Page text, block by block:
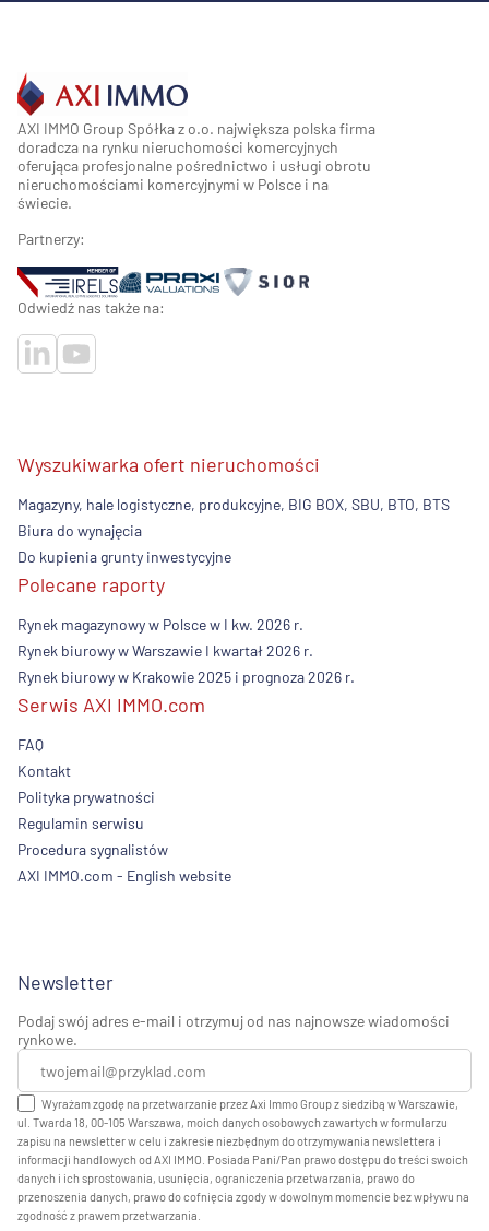
AXI IMMO Group Spółka z o.o. największa polska firma
doradcza na rynku nieruchomości komercyjnych
oferująca profesjonalne pośrednictwo i usługi obrotu
nieruchomościami komercyjnymi w Polsce i na
świecie.
Partnerzy:
Odwiedź nas także na:
Wyszukiwarka ofert nieruchomości
Magazyny, hale logistyczne, produkcyjne, BIG BOX, SBU, BTO, BTS
Biura do wynajęcia
Do kupienia grunty inwestycyjne
Polecane raporty
Rynek magazynowy w Polsce w I kw. 2026 r.
Rynek biurowy w Warszawie I kwartał 2026 r.
Rynek biurowy w Krakowie 2025 i prognoza 2026 r.
Serwis AXI IMMO.com
FAQ
Kontakt
Polityka prywatności
Regulamin serwisu
Procedura sygnalistów
AXI IMMO.com - English website
Newsletter
Podaj swój adres e-mail i otrzymuj od nas najnowsze wiadomości
rynkowe.
Wyrażam zgodę na przetwarzanie przez Axi Immo Group z siedzibą w Warszawie,
ul. Twarda 18, 00-105 Warszawa, moich danych osobowych zawartych w formularzu
zapisu na newsletter w celu i zakresie niezbędnym do otrzymywania newslettera i
informacji handlowych od AXI IMMO. Posiada Pani/Pan prawo dostępu do treści swoich
danych i ich sprostowania, usunięcia, ograniczenia przetwarzania, prawo do
przenoszenia danych, prawo do cofnięcia zgody w dowolnym momencie bez wpływu na
zgodność z prawem przetwarzania.